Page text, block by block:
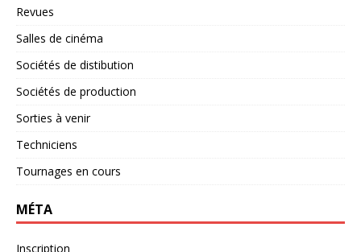
Revues
Salles de cinéma
Sociétés de distibution
Sociétés de production
Sorties à venir
Techniciens
Tournages en cours
MÉTA
Inscription